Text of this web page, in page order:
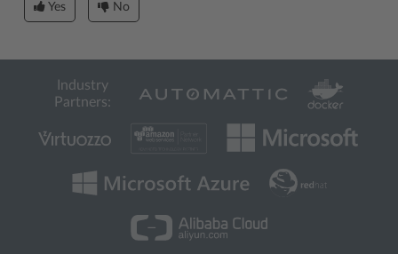
Yes No
Industry
Partners: